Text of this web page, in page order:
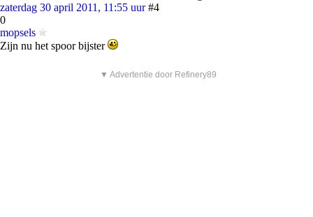
zaterdag 30 april 2011, 11:55 uur #4
0
mopsels
Zijn nu het spoor bijster
▼ Advertentie door Refinery89